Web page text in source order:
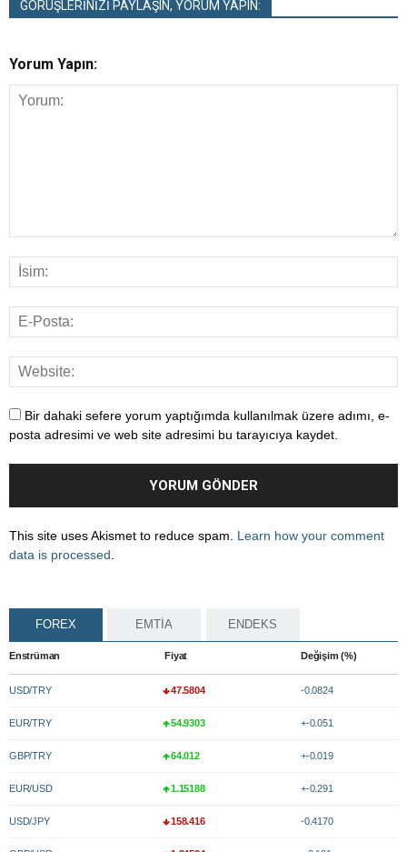
GÖRÜŞLERİNİZİ PAYLAŞIN, YORUM YAPIN:
Yorum Yapın:
Bir dahaki sefere yorum yaptığımda kullanılmak üzere adımı, e-
posta adresimi ve web site adresimi bu tarayıcıya kaydet.
This site uses Akismet to reduce spam. Learn how your comment
data is processed
FOREX EMTİA ENDEKS
Enstrüman Fiyat Değişim (%)
USD/TRY 47.5804 -0.0824
EUR/TRY 54.9303 +-0.051
GBP/TRY 64.012 +-0.019
EUR/USD 1.15188 +-0.291
USD/JPY 158.416 -0.4170